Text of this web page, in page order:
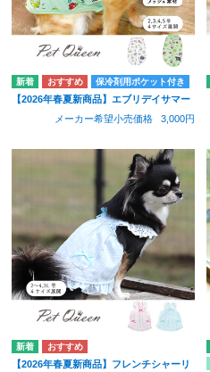
保冷剤用ポケット付き
【2026年春夏新商品】エブリデイサマー
メーカー希望小売価格
3,000円
【2026年春夏新商品】フレンチシャーリ